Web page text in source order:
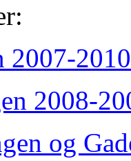
2007-2010
2008-
og